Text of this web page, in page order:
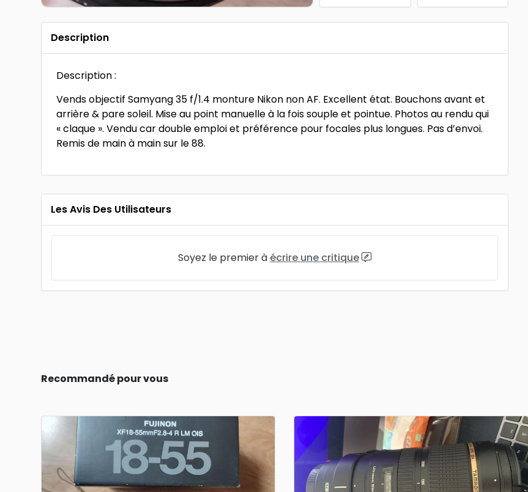
Description
Description :
Vends objectif Samyang 35 f/1.4 monture Nikon non AF. Excellent état. Bouchons avant et
arrière & pare soleil. Mise au point manuelle à la fois souple et pointue. Photos au rendu qui
« claque ». Vendu car double emploi et préférence pour focales plus longues. Pas d’envoi.
Remis de main à main sur le 88.
Les Avis Des Utilisateurs
Soyez le premier à écrire une critique
Recommandé pour vous